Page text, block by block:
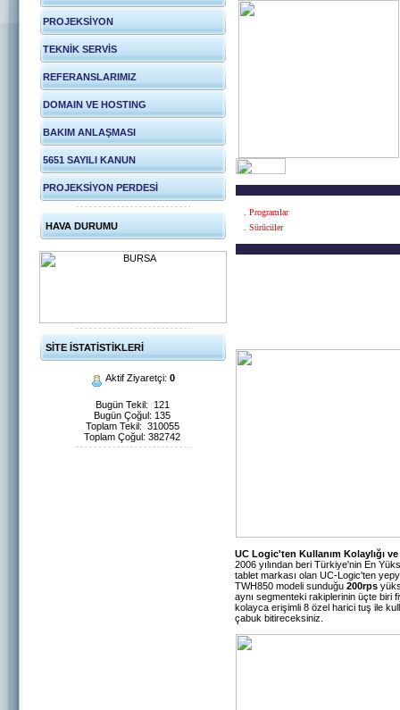
PROJEKSİYON
TEKNİK SERVİS
REFERANSLARIMIZ
DOMAIN VE HOSTING
BAKIM ANLAŞMASI
5651 SAYILI KANUN
PROJEKSİYON PERDESİ
HAVA DURUMU
SİTE İSTATİSTİKLERİ
Aktif Ziyaretçi:0
Bugün Tekil: 121
Bugün Çoğul: 135
Toplam Tekil: 310055
Toplam Çoğul: 382742
. Programlar
. Sürücüler
UC Logic'ten Kullanım Kolaylığı
2006 yılından beri Türkiye'nin En
tablet markası olan UC-Logic'ten
TWH850 modeli sunduğu200rps
aynı segmenteki rakiplerinin üçte biri
kolayca erişimli 8 özel harici tuş ile
çabuk bitireceksiniz.